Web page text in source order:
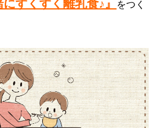
にすくすく離乳食♪』
をつく